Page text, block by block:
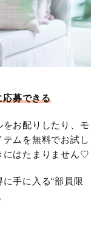
募できる
お配りしたり、モ
ムを無料でお試し
にはたまりません♡
手に入る“部員限